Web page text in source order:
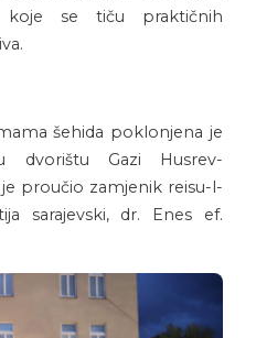
koje se tiču praktičnih
šehida poklonjena je
dvorištu Gazi Husrev-
proučio zamjenik reisu-l-
sarajevski, dr. Enes ef.